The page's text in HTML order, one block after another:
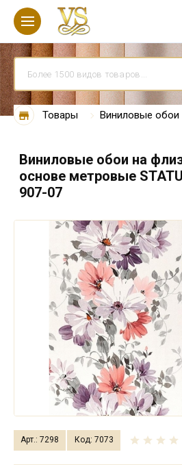
Товары Виниловые обои
Виниловые обои на
основе метровые
907-07
Арт.: 7298 Код: 7073